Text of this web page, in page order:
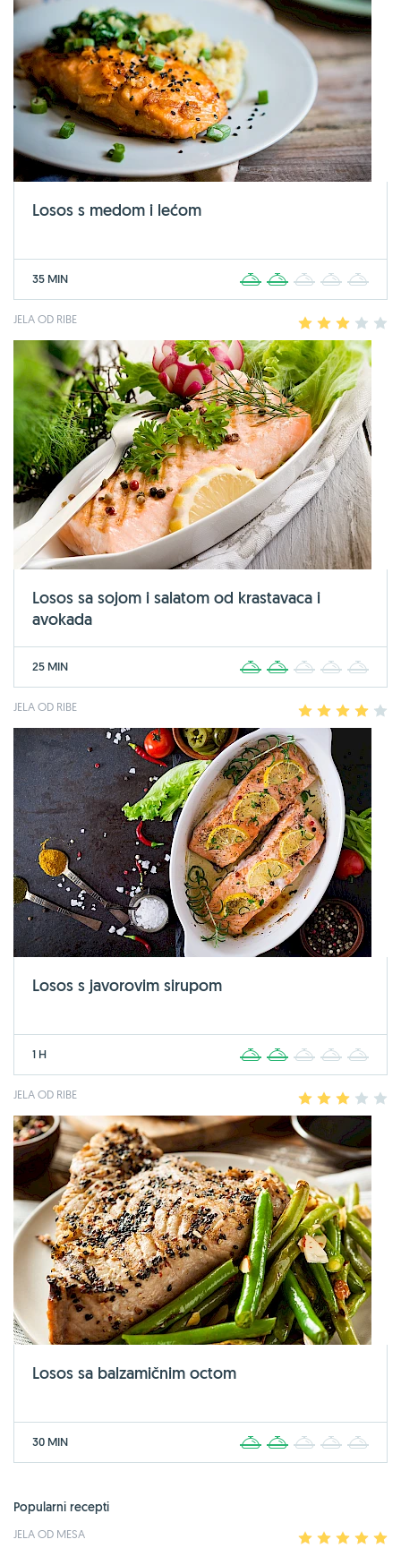
Losos s medom i lećom
35 MIN 2 3 4
JELA OD RIBE 2 3 4
Losos sa sojom i salatom od krastavaca i
avokada
25 MIN 2 3 4
JELA OD RIBE 2 3 4
Losos s javorovim sirupom
1 H 2 3 4
JELA OD RIBE 2 3 4
Losos sa balzamičnim octom
30 MIN 2 3 4
Popularni recepti
JELA OD MESA 2 3 4